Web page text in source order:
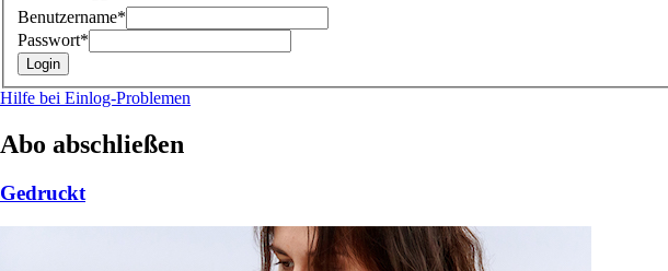
Benutzername*
Passwort*
Hilfe bei Einlog-Problemen
Abo abschließen
Gedruckt